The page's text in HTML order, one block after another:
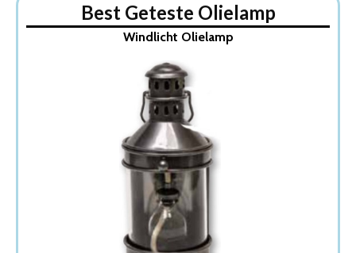
1. Windlicht Olielamp
2. Stormlamp LED Stormlamp
4. Feuerhand Olielamp Stormlantaarn
5. Feuerhand Stormlantaarn Baby
Wat is de beste Olielamp van 2026
1. Beste Olielamp van 2026
2. Beste Budget Olielamp van 2026
3. Stijlvolle Olielamp
4. Goede Koop Olielamp
5. Goede Prijs-Kwaliteit Olielamp
Best Geteste Olielamp
Windlicht Olielamp